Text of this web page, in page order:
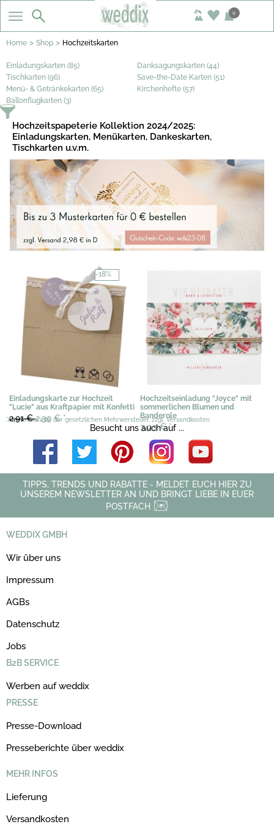
0
Home > Shop > Hochzeitskarten
Einladungskarten (85)
Danksagungskarten (44)
Tischkarten (96)
Save-the-Date Karten (51)
Menü- & Getränkekarten (65)
Kirchenhefte (57)
Ballonflugkarten (3)
Hochzeitspapeterie Kollektion 2024/2025:
Einladungskarten, Menükarten, Dankeskarten,
Tischkarten u.v.m.
-18%
Einladungskarte zur Hochzeit
"Lucie" aus Kraftpapier mit Konfetti
2,91 €2,39 €*
Hochzeitseinladung "Joyce" mit
sommerlichen Blumen und
Banderole
3,03 €*
*Alle Preise inkl. der gesetzlichen Mehrwersteuer, zzgl. Versandkosten
Besucht uns auch auf ...
TIPPS, TRENDS UND RABATTE - MELDET EUCH HIER ZU
UNSEREM NEWSLETTER AN UND BRINGT LIEBE IN EUER
POSTFACH
WEDDIX GMBH
Wir über uns
Impressum
AGBs
Datenschutz
Jobs
B2B SERVICE
Werben auf weddix
PRESSE
Presse-Download
Presseberichte über weddix
MEHR INFOS
Lieferung
Versandkosten